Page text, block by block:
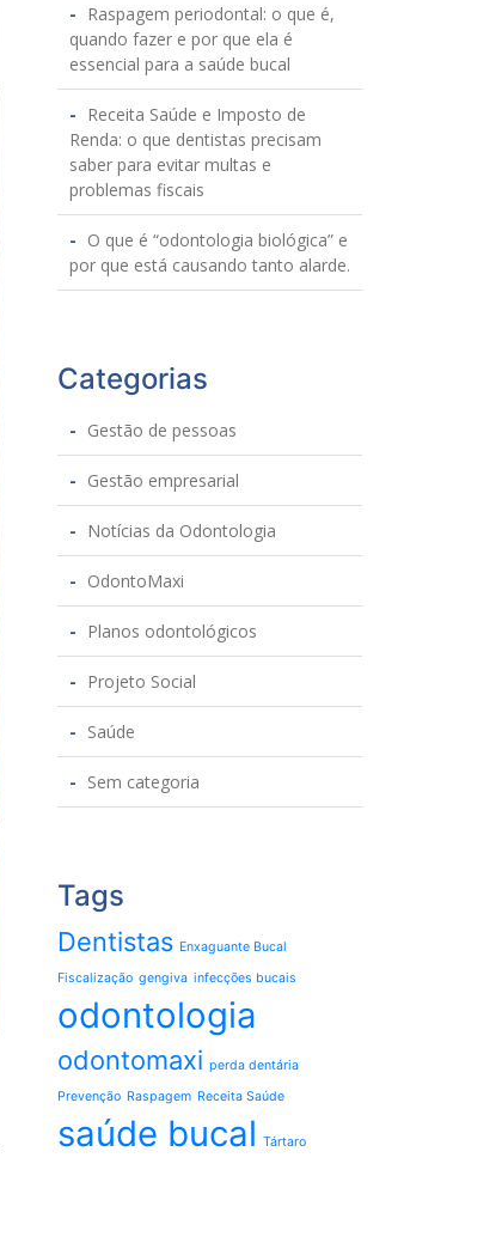
Raspagem periodontal: o que é,
quando fazer e por que ela é
essencial para a saúde bucal
Receita Saúde e Imposto de
Renda: o que dentistas precisam
saber para evitar multas e
problemas fiscais
O que é “odontologia biológica” e
por que está causando tanto alarde.
Categorias
Gestão de pessoas
Gestão empresarial
Notícias da Odontologia
OdontoMaxi
Planos odontológicos
Projeto Social
Saúde
Sem categoria
Tags
Dentistas Enxaguante Bucal
Fiscalização gengiva infecções bucais
odontologia
odontomaxi perda dentária
Prevenção Raspagem Receita Saúde
saúde bucal Tártaro